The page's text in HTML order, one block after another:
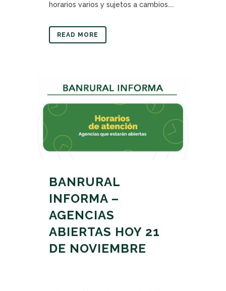
horarios varios y sujetos a cambios....
READ MORE
BANRURAL
INFORMA –
AGENCIAS
ABIERTAS HOY 21
DE NOVIEMBRE